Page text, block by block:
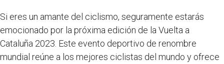
Si eres un amante del ciclismo, seguramente estarás
emocionado por la próxima edición de la Vuelta a
Cataluña 2023. Este evento deportivo de renombre
mundial reúne a los mejores ciclistas del mundo y ofrece